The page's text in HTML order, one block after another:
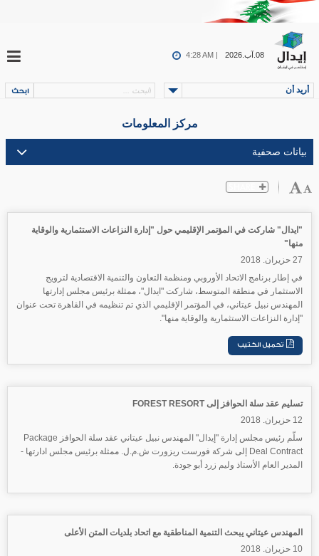
08.آب.2026 4:28 AM |
أريد أن
مركز المعلومات
"ايدال" شاركت في المؤتمر الإقليمي حول "إدارة النزاعات الاستثمارية والوقاية
منها"
27 حزيران. 2018
في إطار برنامج الاتحاد الأوروبي ومنظمة التعاون والتنمية الاقتصادية لترويج
الاستثمار في منطقة المتوسط، شاركت "ايدال"، ممثلة برئيس مجلس إدارتها
المهندس نبيل عيتاني، في المؤتمر الإقليمي الذي تم تنظيمه في القاهرة تحت عنوان
"إدارة النزاعات الاستثمارية والوقاية منها".
تسليم عقد سلة الحوافز إلى FOREST RESORT
12 حزيران. 2018
سلّم رئيس مجلس إدارة "إيدال"
المهندس نبيل عيتاني عقد سلة الحوافز Package
Deal Contract إلى شركة فورست ريزورت ش.م.ل. ممثلة برئيس مجلس ادارتها -
المدير العام الأستاذ وليم زرد أبو جودة.
المهندس عيتاني يبحث التنمية المناطقية مع اتحاد بلديات المتن الأعلى
10 حزيران. 2018